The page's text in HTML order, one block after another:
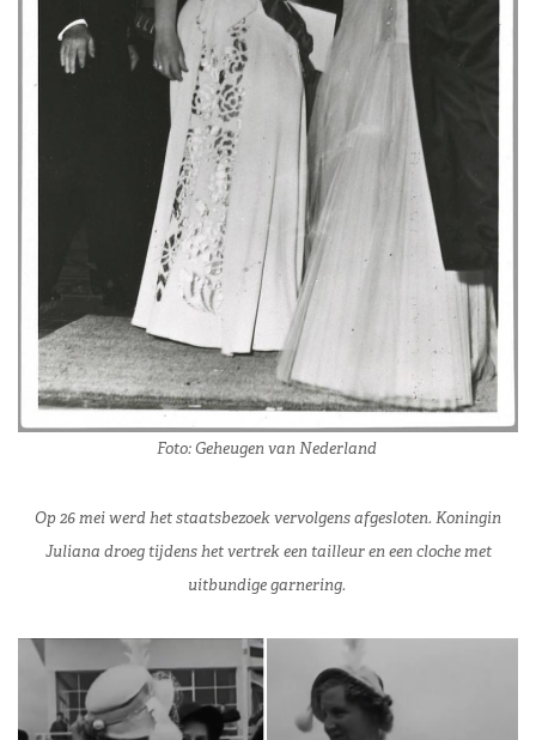
Foto: Geheugen van Nederland
Op 26 mei werd het staatsbezoek vervolgens afgesloten. Koningin
Juliana droeg tijdens het vertrek een tailleur en een cloche met
uitbundige garnering.